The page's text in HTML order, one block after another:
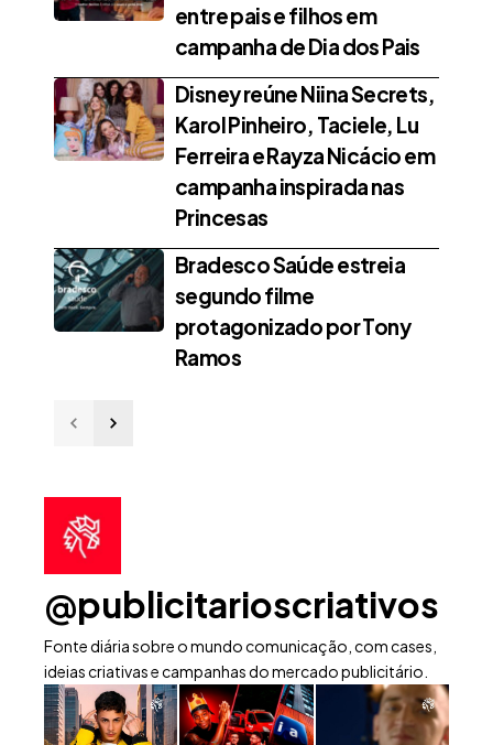
entre pais e filhos em
campanha de Dia dos Pais
Disney reúne Niina Secrets,
Karol Pinheiro, Taciele, Lu
Ferreira e Rayza Nicácio em
campanha inspirada nas
Princesas
Bradesco Saúde estreia
segundo filme
protagonizado por Tony
Ramos
@publicitarioscriativos
Fonte diária sobre o mundo comunicação, com cases,
ideias criativas e campanhas do mercado publicitário.